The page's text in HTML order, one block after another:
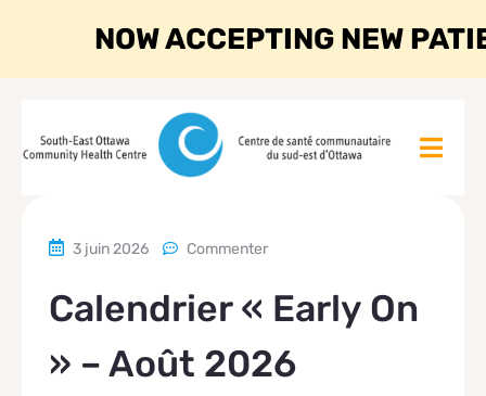
3 juin 2026 Commenter
Calendrier « Early On
» – Août 2026
NOW ACCEPTING NEW